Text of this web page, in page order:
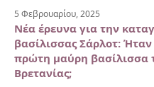
5 Φεβρουαρίου, 2025
Νέα έρευνα για την
βασίλισσας Σάρλοτ:
πρώτη μαύρη βασίλισσα
Βρετανίας;